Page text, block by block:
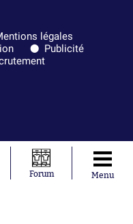
légales
Publicité
Forum Menu